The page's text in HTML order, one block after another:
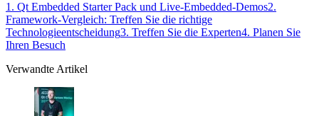
1. Qt Embedded Starter Pack und Live-Embedded-Demos2.
Framework-Vergleich: Treffen Sie die richtige
Technologieentscheidung3. Treffen Sie die Experten4. Planen Sie
Ihren Besuch
Verwandte Artikel